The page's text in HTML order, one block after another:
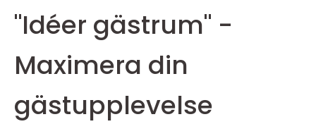
"Idéer gästrum" -
Maximera din
gästupplevelse